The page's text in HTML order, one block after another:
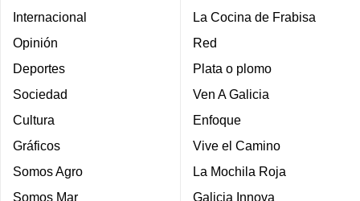
Internacional
Opinión
Deportes
Sociedad
Cultura
Gráficos
Somos Agro
Somos Mar
La Cocina de Frabisa
Red
Plata o plomo
Ven A Galicia
Enfoque
Vive el Camino
La Mochila Roja
Galicia Innova